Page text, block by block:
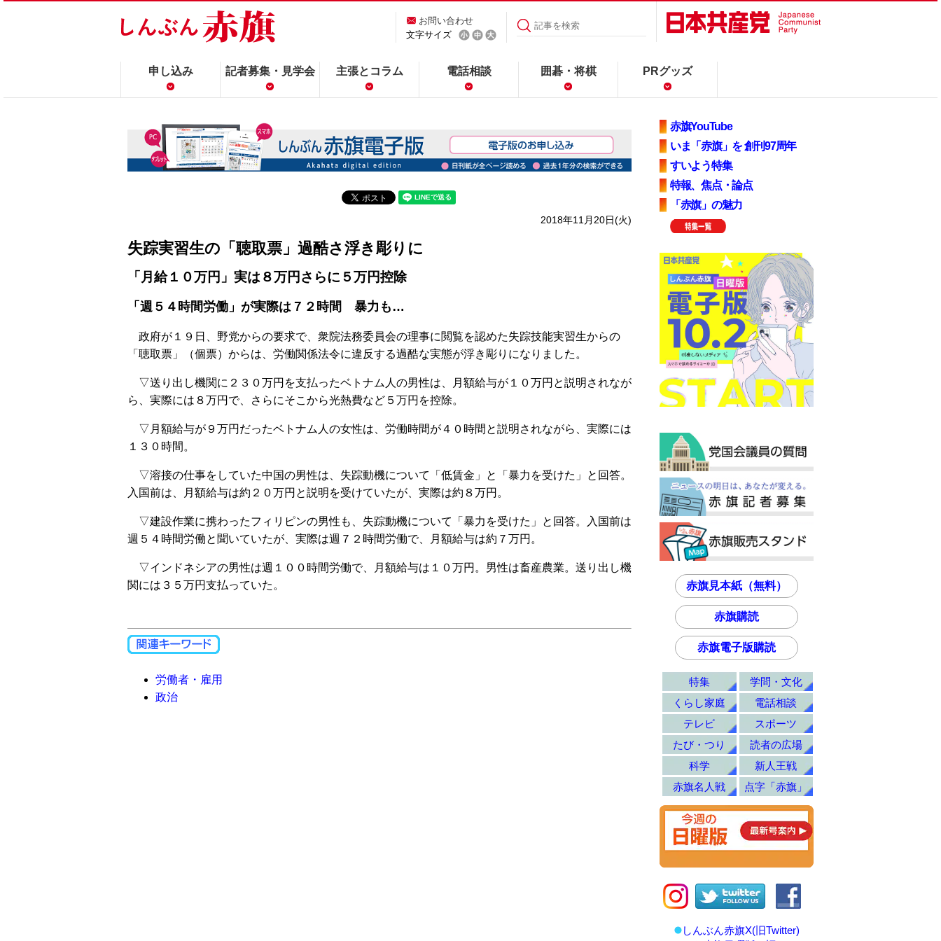
お問い合わせ
文字サイズ
申し込み 記者募集・見学会 主張とコラム 電話相談 囲碁・将棋 PRグッズ
2018年11月20日(火)
失踪実習生の「聴取票」過酷さ浮き彫りに
「月給１０万円」実は８万円さらに５万円控除
「週５４時間労働」が実際は７２時間 暴力も…
政府が１９日、野党からの要求で、衆院法務委員会の理事に閲覧を認めた失踪技能実習生からの
「聴取票」（個票）からは、労働関係法令に違反する過酷な実態が浮き彫りになりました。
▽送り出し機関に２３０万円を支払ったベトナム人の男性は、月額給与が１０万円と説明されなが
ら、実際には８万円で、さらにそこから光熱費など５万円を控除。
▽月額給与が９万円だったベトナム人の女性は、労働時間が４０時間と説明されながら、実際には
１３０時間。
▽溶接の仕事をしていた中国の男性は、失踪動機について「低賃金」と「暴力を受けた」と回答。
入国前は、月額給与は約２０万円と説明を受けていたが、実際は約８万円。
▽建設作業に携わったフィリピンの男性も、失踪動機について「暴力を受けた」と回答。入国前は
週５４時間労働と聞いていたが、実際は週７２時間労働で、月額給与は約７万円。
▽インドネシアの男性は週１００時間労働で、月額給与は１０万円。男性は畜産農業。送り出し機
関には３５万円支払っていた。
労働者・雇用
政治
赤旗YouTube
いま「赤旗」を 創刊97周年
すいよう特集
特報、焦点・論点
「赤旗」の魅力
赤旗見本紙（無料）
赤旗購読
赤旗電子版購読
特集
学問・文化
くらし家庭
電話相談
テレビ
スポーツ
たび・つり
読者の広場
科学
新人王戦
赤旗名人戦
点字「赤旗」
しんぶん赤旗X(旧Twitter)